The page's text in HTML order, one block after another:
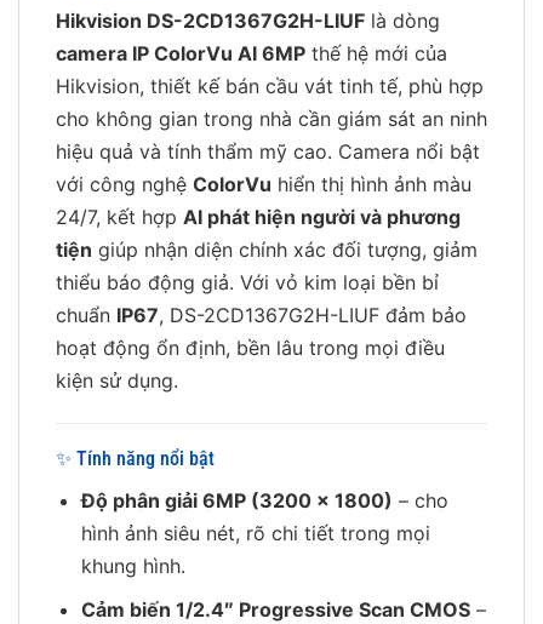
Hikvision DS-2CD1367G2H-LIUF là dòng
camera IP ColorVu AI 6MP thế hệ mới của
Hikvision, thiết kế bán cầu vát tinh tế, phù hợp
cho không gian trong nhà cần giám sát an ninh
hiệu quả và tính thẩm mỹ cao. Camera nổi bật
với công nghệ ColorVu hiển thị hình ảnh màu
24/7, kết hợp AI phát hiện người và phương
tiện giúp nhận diện chính xác đối tượng, giảm
thiểu báo động giả. Với vỏ kim loại bền bỉ
chuẩn IP67, DS-2CD1367G2H-LIUF đảm bảo
hoạt động ổn định, bền lâu trong mọi điều
kiện sử dụng.
✨ Tính năng nổi bật
Độ phân giải 6MP (3200 × 1800) – cho
hình ảnh siêu nét, rõ chi tiết trong mọi
khung hình.
Cảm biến 1/2.4″ Progressive Scan CMOS–